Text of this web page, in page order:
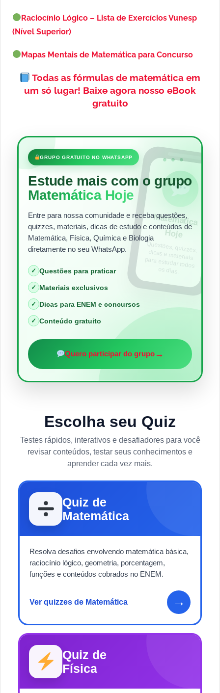
Raciocínio Lógico – Lista de Exercícios Vunesp
(Nível Superior)
Mapas Mentais de Matemática para Concurso
Todas as fórmulas de matemática em
um só lugar! Baixe agora nosso eBook
gratuito
•••
GRUPO GRATUITO NO WHATSAPP
Estude mais com o grupo
Matemática Hoje
Entre para nossa comunidade e receba questões,
quizzes, materiais, dicas de estudo e conteúdos de
Matemática, Física, Química e Biologia
diretamente no seu WhatsApp.
✓ Questões para praticar
✓ Materiais exclusivos
✓ Dicas para ENEM e concursos
✓ Conteúdo gratuito
Quero participar do grupo→
Matem
ática
Hoje
Questões, quizzes,
dicas e materiais
para estudar todos
os dias.
Escolha seu Quiz
Testes rápidos, interativos e desafiadores para você
revisar conteúdos, testar seus conhecimentos e
aprender cada vez mais.
Quiz de
Matemática
Resolva desafios envolvendo matemática básica,
raciocínio lógico, geometria, porcentagem,
funções e conteúdos cobrados no ENEM.
Ver quizzes de Matemática →
Quiz de
Física